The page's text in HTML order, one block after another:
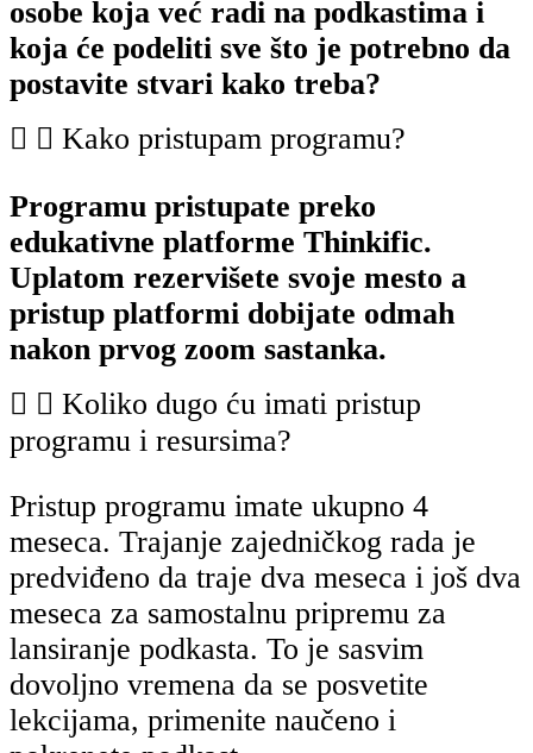
osobe koja već radi na podkastima i
koja će podeliti sve što je potrebno da
postavite stvari kako treba?
Kako pristupam programu?
Programu pristupate preko
edukativne platforme Thinkific.
Uplatom rezervišete svoje mesto a
pristup platformi dobijate odmah
nakon prvog zoom sastanka.
Koliko dugo ću imati pristup
programu i resursima?
Pristup programu imate ukupno 4
meseca. Trajanje zajedničkog rada je
predviđeno da traje dva meseca i još dva
meseca za samostalnu pripremu za
lansiranje podkasta. To je sasvim
dovoljno vremena da se posvetite
lekcijama, primenite naučeno i